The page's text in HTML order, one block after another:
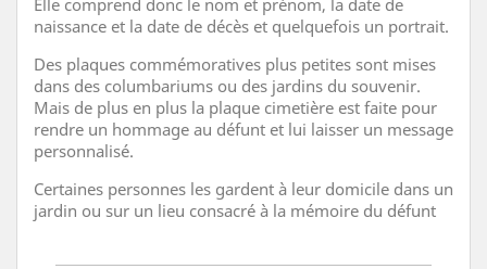
Elle comprend donc le nom et prénom, la date de
naissance et la date de décès et quelquefois un portrait.
Des plaques commémoratives plus petites sont mises
dans des columbariums ou des jardins du souvenir.
Mais de plus en plus la plaque cimetière est faite pour
rendre un hommage au défunt et lui laisser un message
personnalisé.
Certaines personnes les gardent à leur domicile dans un
jardin ou sur un lieu consacré à la mémoire du défunt